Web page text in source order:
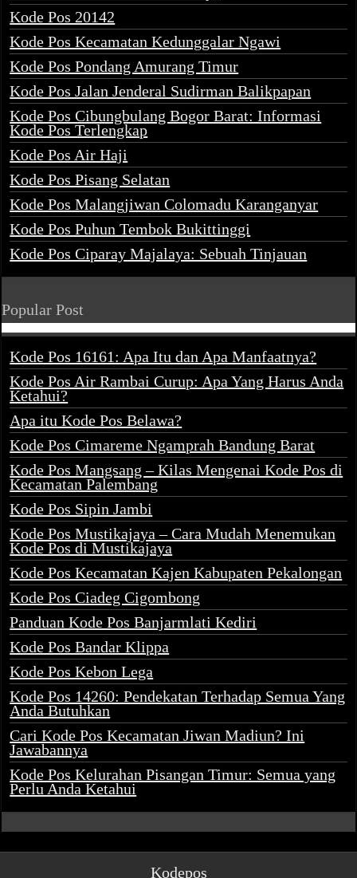
Kode Pos 20142
Kode Pos Kecamatan Kedunggalar Ngawi
Kode Pos Pondang Amurang Timur
Kode Pos Jalan Jenderal Sudirman Balikpapan
Kode Pos Cibungbulang Bogor Barat: Informasi
Kode Pos Terlengkap
Kode Pos Air Haji
Kode Pos Pisang Selatan
Kode Pos Malangjiwan Colomadu Karanganyar
Kode Pos Puhun Tembok Bukittinggi
Kode Pos Ciparay Majalaya: Sebuah Tinjauan
Popular Post
Kode Pos 16161: Apa Itu dan Apa Manfaatnya?
Kode Pos Air Rambai Curup: Apa Yang Harus Anda
Ketahui?
Apa itu Kode Pos Belawa?
Kode Pos Cimareme Ngamprah Bandung Barat
Kode Pos Mangsang – Kilas Mengenai Kode Pos di
Kecamatan Palembang
Kode Pos Sipin Jambi
Kode Pos Mustikajaya – Cara Mudah Menemukan
Kode Pos di Mustikajaya
Kode Pos Kecamatan Kajen Kabupaten Pekalongan
Kode Pos Ciadeg Cigombong
Panduan Kode Pos Banjarmlati Kediri
Kode Pos Bandar Klippa
Kode Pos Kebon Lega
Kode Pos 14260: Pendekatan Terhadap Semua Yang
Anda Butuhkan
Cari Kode Pos Kecamatan Jiwan Madiun? Ini
Jawabannya
Kode Pos Kelurahan Pisangan Timur: Semua yang
Perlu Anda Ketahui
Kodepos